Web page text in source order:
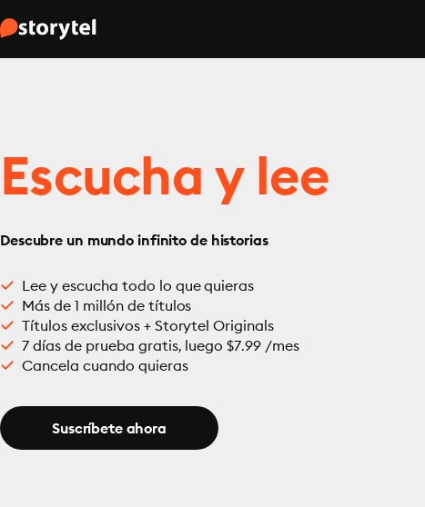
Escucha y lee
Descubre un mundo infinito de historias
Lee y escucha todo lo que quieras
Más de 1 millón de títulos
Títulos exclusivos + Storytel Originals
7 días de prueba gratis, luego $7.99 /mes
Cancela cuando quieras
Suscríbete ahora